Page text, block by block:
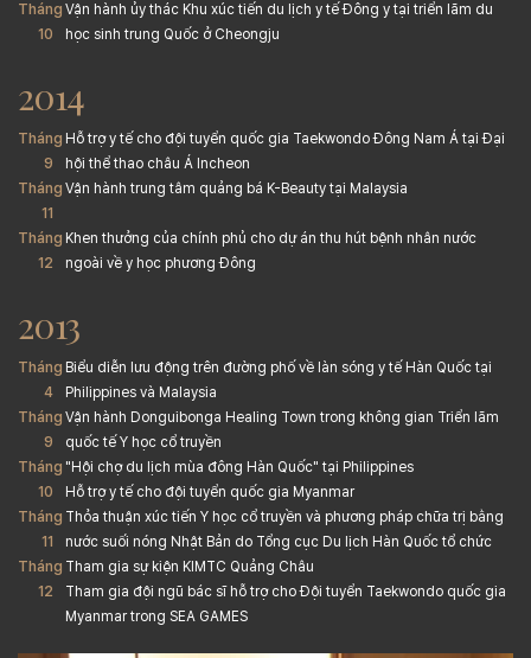
Tháng
10
Vận hành ủy thác Khu xúc tiến du lịch y tế Đông y tại triển lãm du
học sinh trung Quốc ở Cheongju
2014
Tháng
9
Hỗ trợ y tế cho đội tuyển quốc gia Taekwondo Đông Nam Á tại Đại
hội thể thao châu Á Incheon
Tháng
11
Vận hành trung tâm quảng bá K-Beauty tại Malaysia
Tháng
12
Khen thưởng của chính phủ cho dự án thu hút bệnh nhân nước
ngoài về y học phương Đông
2013
Tháng
4
Biểu diễn lưu động trên đường phố về làn sóng y tế Hàn Quốc tại
Philippines và Malaysia
Tháng
9
Vận hành Donguibonga Healing Town trong không gian Triển lãm
quốc tế Y học cổ truyền
Tháng
10
"Hội chợ du lịch mùa đông Hàn Quốc" tại Philippines
Hỗ trợ y tế cho đội tuyển quốc gia Myanmar
Tháng
11
Thỏa thuận xúc tiến Y học cổ truyền và phương pháp chữa trị bằng
nước suối nóng Nhật Bản do Tổng cục Du lịch Hàn Quốc tổ chức
Tháng
12
Tham gia sự kiện KIMTC Quảng Châu
Tham gia đội ngũ bác sĩ hỗ trợ cho Đội tuyển Taekwondo quốc gia
Myanmar trong SEA GAMES